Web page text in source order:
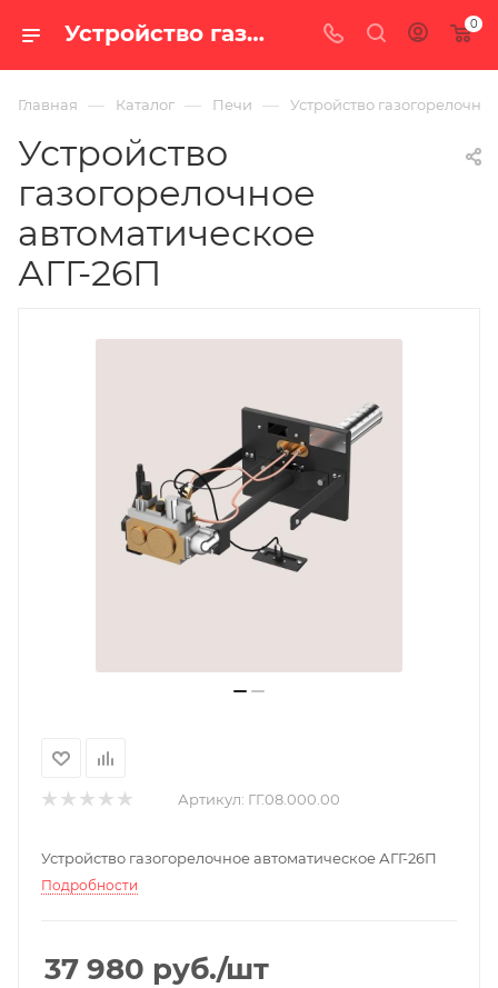
Устройство газогорелочное автоматическое АГГ-26П — цена в Екатеринбурге, купить в интернет-магазине «100 печей.ру» 0
Главная — Каталог — Печи — Устройство
Устройство
газогорелочное
автоматическое
АГГ-26П
Артикул: ГГ.08.000.00
Устройство газогорелочное автоматическое АГГ-26П
Подробности
37 980 руб./шт